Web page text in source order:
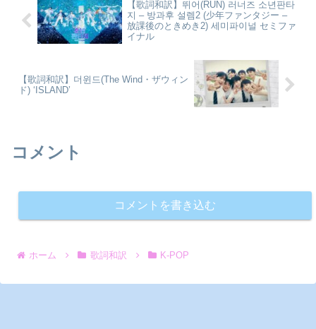
【歌詞和訳】뛰어(RUN) 러너즈 소년판타
지 – 방과후 설렘2 (少年ファンタジー –
放課後のときめき2) 세미파이널 セミファ
イナル
【歌詞和訳】더윈드(The Wind・ザウィン
ド) ‘ISLAND’
コメント
コメントを書き込む
ホーム 歌詞和訳 K-POP